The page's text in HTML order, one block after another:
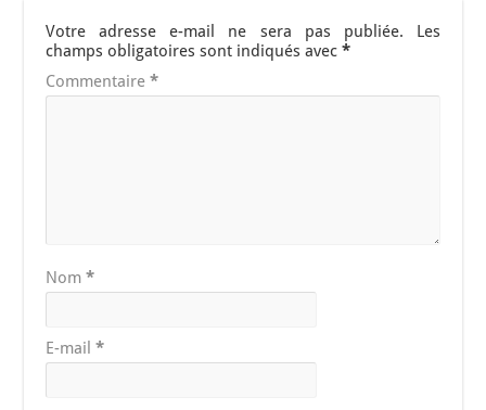
Votre adresse e-mail ne sera pas publiée.
Les
champs obligatoires sont indiqués avec*
Commentaire*
Nom*
E-mail*